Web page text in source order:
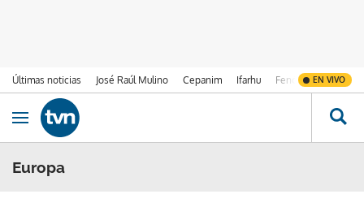
Últimas noticias José Raúl Mulino Cepanim Ifarhu Fenómeno de El
EN VIVO
Ir al contenido
Obrir navegació
Europa